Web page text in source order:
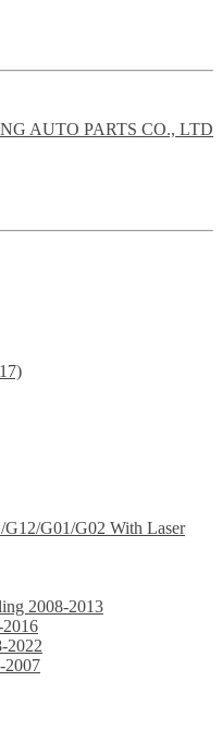
AUTO PARTS CO., LTD
G01/G02 With Laser
2008-2013
2016
2022
2007